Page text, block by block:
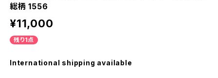
総柄 1556
¥11,000
残り1点
International shipping available